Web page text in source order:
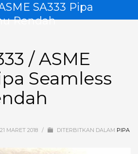
SA333 Pipa
Rendah
/ ASME
Seamless
MARET 2018 / DITERBITKAN DALAM PIPA